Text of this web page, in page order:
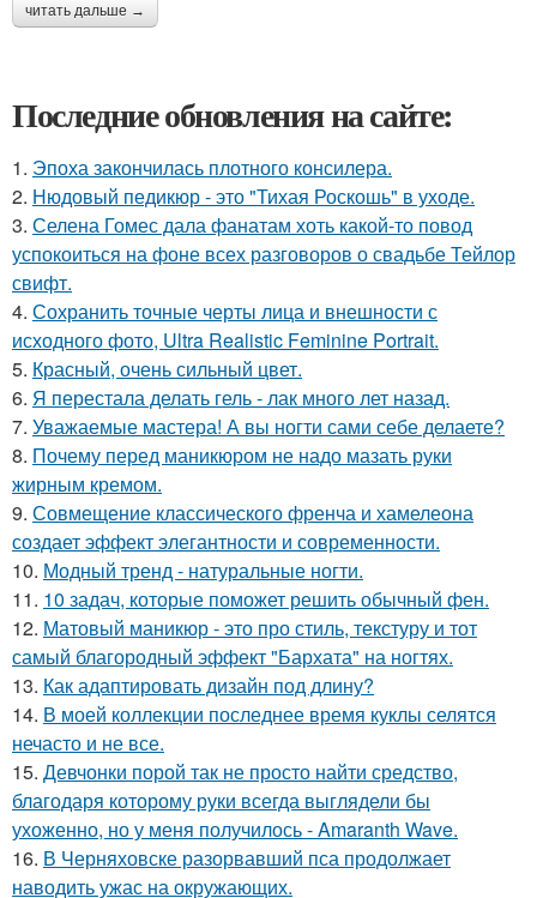
читать дальше →
Последние обновления на сайте:
1. Эпоха закончилась плотного консилера.
2. Нюдовый педикюр - это "Тихая Роскошь" в уходе.
3. Селена Гомес дала фанатам хоть какой-то повод
успокоиться на фоне всех разговоров о свадьбе Тейлор
свифт.
4. Сохранить точные черты лица и внешности с
исходного фото, Ultra Realistic Feminine Portrait.
5. Красный, очень сильный цвет.
6. Я перестала делать гель - лак много лет назад.
7. Уважаемые мастера! А вы ногти сами себе делаете?
8. Почему перед маникюром не надо мазать руки
жирным кремом.
9. Совмещение классического френча и хамелеона
создает эффект элегантности и современности.
10. Модный тренд - натуральные ногти.
11. 10 задач, которые поможет решить обычный фен.
12. Матовый маникюр - это про стиль, текстуру и тот
самый благородный эффект "Бархата" на ногтях.
13. Как адаптировать дизайн под длину?
14. В моей коллекции последнее время куклы селятся
нечасто и не все.
15. Девчонки порой так не просто найти средство,
благодаря которому руки всегда выглядели бы
ухоженно, но у меня получилось - Amaranth Wave.
16. В Черняховске разорвавший пса продолжает
наводить ужас на окружающих.